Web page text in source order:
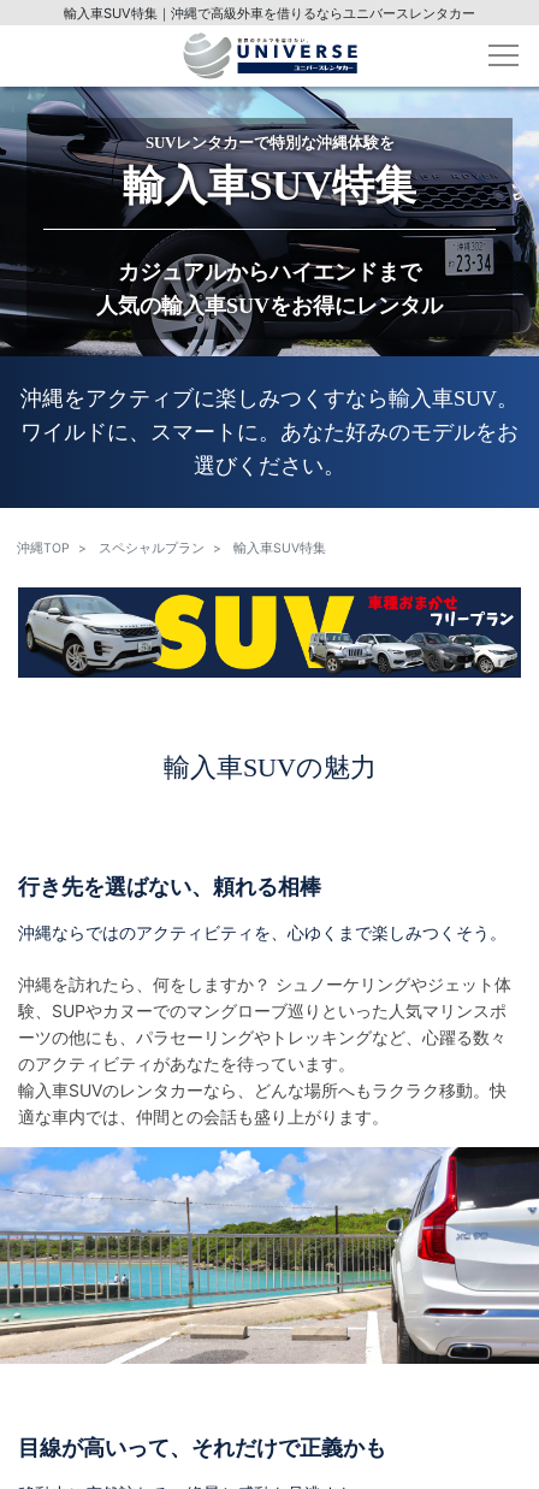
輸入車SUV特集｜沖縄で高級外車を借りるならユニバースレンタカー
SUVレンタカーで特別な沖縄体験を
輸入車SUV特集
カジュアルからハイエンドまで
人気の輸入車SUVをお得にレンタル
沖縄をアクティブに楽しみつくすなら輸入車SUV。
ワイルドに、スマートに。あなた好みのモデルをお
選びください。
沖縄TOP スペシャルプラン 輸入車SUV特集
輸入車SUVの魅力
行き先を選ばない、頼れる相棒
沖縄ならではのアクティビティを、心ゆくまで楽しみつくそう。
沖縄を訪れたら、何をしますか？ シュノーケリングやジェット体
験、SUPやカヌーでのマングローブ巡りといった人気マリンスポ
ーツの他にも、パラセーリングやトレッキングなど、心躍る数々
のアクティビティがあなたを待っています。
輸入車SUVのレンタカーなら、どんな場所へもラクラク移動。快
適な車内では、仲間との会話も盛り上がります。
目線が高いって、それだけで正義かも